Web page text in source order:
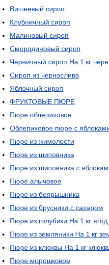
Вишневый сироп
Клубничный сироп
Малиновый сироп
Смородиновый сироп
Черничный сироп На 1 кг
Сироп из чернослива
Яблочный сироп
ФРУКТОВЫЕ ПЮРЕ
Пюре облепиховое
Облепиховое пюре с
Пюре из жимолости
Пюре из шиповника
Пюре из шиповника с
Пюре алычовое
Пюре из боярышника
Пюре из брусники с сахаром
Пюре из голубики На 1 кг ягод
Пюре из земляники На 1 кг
Пюре из клюквы На 1 кг
Пюре морошковое